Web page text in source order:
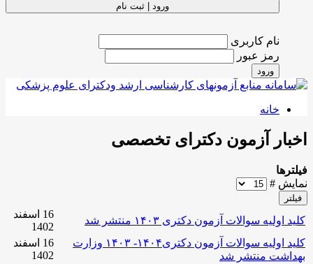
ورود | ثبت نام
نام کاربری
رمز عبور
ورود
خانه
اخبار آزمون دکترای تخصصی
فیلترها
نمایش #
فیلتر
کلید اولیه سوالات آزمون دکتری ۱۴۰۳ منتشر شد
16 اسفند
1402
کلید اولیه سوالات آزمون دکتری۱۴۰۴- ۱۴۰۳ وزارت
بهداشت منتشر شد
16 اسفند
1402